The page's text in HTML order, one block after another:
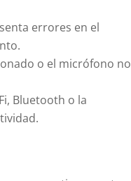
errores en el
o el micrófono no
Bluetooth o la